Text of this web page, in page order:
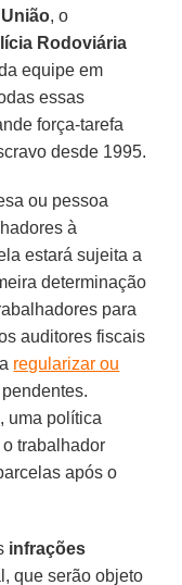
, o
Rodoviária
equipe em
essas
força-tarefa
desde 1995.
ou pessoa
à
estará sujeita a
determinação
para
auditores fiscais
regularizar ou
, uma política
trabalhador
após o
infrações
que serão objeto